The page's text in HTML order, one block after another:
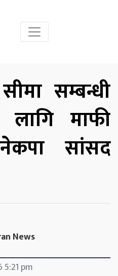
सीमा सम्बन्धी
लागि माफी
सांसद
News
5:21 pm